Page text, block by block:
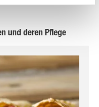
und deren Pflege